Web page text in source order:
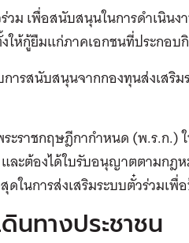
วม เพื่อสนับสนุนในการดำเนิน
ให้กู้ยืมแก่ภาคเอกชนที่ประกอบ
ารสนับสนุนจากกองทุนส่งเสริม
ะราชกฤษฎีกากำหนด (พ.ร.ก.)
ละต้องได้ใบรับอนุญาตตามกฎ
ดในการส่งเสริมระบบตั๋วร่วมเ
นทางประชาชน